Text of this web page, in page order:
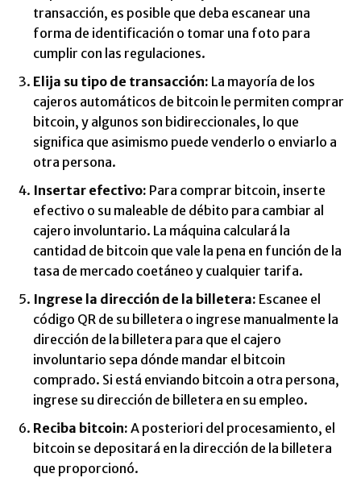
transacción, es posible que deba escanear una
forma de identificación o tomar una foto para
cumplir con las regulaciones.
Elija su tipo de transacción: La mayoría de los
cajeros automáticos de bitcoin le permiten comprar
bitcoin, y algunos son bidireccionales, lo que
significa que asimismo puede venderlo o enviarlo a
otra persona.
Insertar efectivo: Para comprar bitcoin, inserte
efectivo o su maleable de débito para cambiar al
cajero involuntario. La máquina calculará la
cantidad de bitcoin que vale la pena en función de la
tasa de mercado coetáneo y cualquier tarifa.
Ingrese la dirección de la billetera: Escanee el
código QR de su billetera o ingrese manualmente la
dirección de la billetera para que el cajero
involuntario sepa dónde mandar el bitcoin
comprado. Si está enviando bitcoin a otra persona,
ingrese su dirección de billetera en su empleo.
Reciba bitcoin: A posteriori del procesamiento, el
bitcoin se depositará en la dirección de la billetera
que proporcionó.